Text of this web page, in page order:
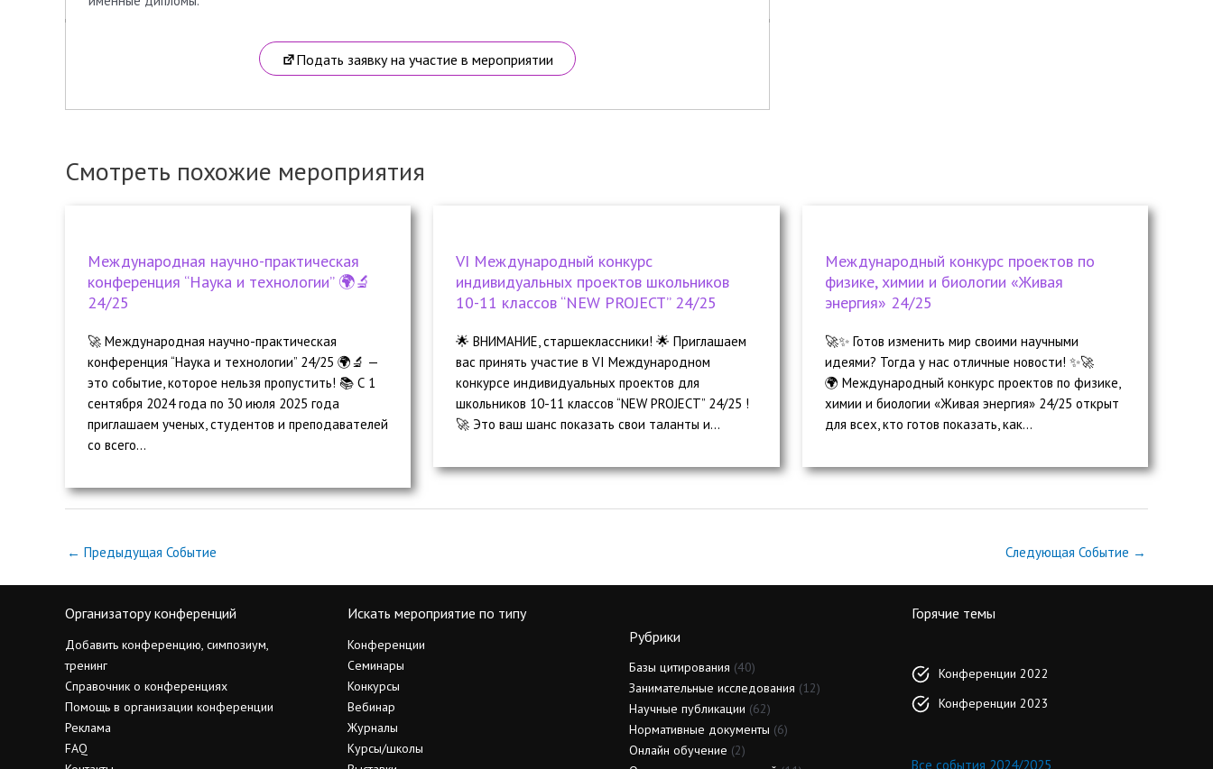
Подать заявку на участие в мероприятии
Смотреть похожие мероприятия
Международная научно-практическая
конференция “Наука и технологии” 🌍🔬
24/25
🚀 Международная научно-практическая
конференция “Наука и технологии” 24/25 🌍🔬 —
это событие, которое нельзя пропустить! 📚 С 1
сентября 2024 года по 30 июля 2025 года
приглашаем ученых, студентов и преподавателей
со всего...
VI Международный конкурс
индивидуальных проектов школьников
10-11 классов “NEW PROJECT” 24/25
🌟 ВНИМАНИЕ, старшеклассники! 🌟 Приглашаем
вас принять участие в VI Международном
конкурсе индивидуальных проектов для
школьников 10-11 классов “NEW PROJECT” 24/25 !
🚀 Это ваш шанс показать свои таланты и...
Международный конкурс проектов по
физике, химии и биологии «Живая
энергия» 24/25
🚀✨ Готов изменить мир своими научными
идеями? Тогда у нас отличные новости! ✨🚀
🌍 Международный конкурс проектов по физике,
химии и биологии «Живая энергия» 24/25 открыт
для всех, кто готов показать, как...
← Предыдущая Событие Следующая Событие →
Организатору конференций
Добавить конференцию, симпозиум,
тренинг
Справочник о конференциях
Помощь в организации конференции
Реклама
FAQ
Искать мероприятие по типу
Конференции
Семинары
Конкурсы
Вебинар
Журналы
Курсы/школы
Рубрики
Базы цитирования (40)
Занимательные исследования (12)
Научные публикации (62)
Нормативные документы (6)
Онлайн обучение (2)
Горячие темы
Конференции 2022
Конференции 2023
Все события 2024/2025